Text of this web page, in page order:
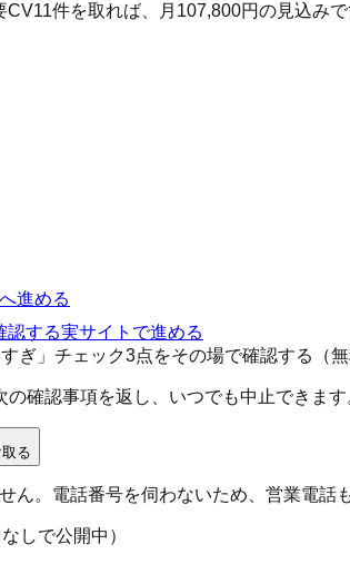
CV11件を取れば、月 107,800円の見込みで
進める
認する実サイトで進める
ぎ」チェック3点をその場で確認する（無
確認事項を返し、いつでも中止できます
る
ん。電話番号を伺わないため、営業電
しで公開中）